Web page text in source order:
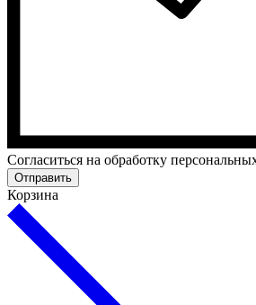
Cогласиться на обработку
Отправить
Корзина